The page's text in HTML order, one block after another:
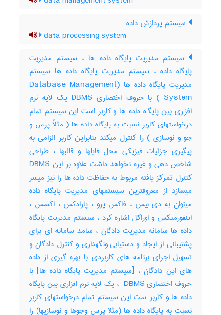
سیستم پردازش داده
data processing system
سیستم مدیریت پایگاه داده ها ، سیستم مدیریت
پایگاه داده ، سیستم مدیریت پایگاه داده ها سیستم
مدیریت پایگاه داده ها (Database Management
System ) با حروف اختصاری DBMS یک لایه نرم
افزاری بین پایگاه داده ها و کاربر است این سیستم تمام
درخواستهای کاربر نسبت به پایگاه داده ها ( مثلاً پرس و
جو و نوسازی ) را کنترل میکند بنابراین کاربر الزامی به
پیگیری جزئیات فیزیکی محل فایلها و قالبها ، طراحی
شاخص دهی و غیره نخواهد داشت علاوه بر این DBMS
کنترل تمرکز یافته مربوط به حفاظت داده ها را نیز میسر
میسازد از معروفترین سیستمهای مدیریت پایگاه داده
میتوان به دی بیس ، فاکس پرو ، پارادکس ، اکسس ،
اینفورمیکس و اوراکل اشاره کرد ، سیستم مدیریت پایگاه
داده ها سامانه مدیریت دادگان ، سامد سامانه ای برای
پشتیبانی از ایجاد و دستیابی ونگهداری و کنترل دادگان و
تسهیل اجرای برنامه های کاربردی با بهره گیری از داده
های این دادگان ، [سیستم مدیریت پایگاه داده ها] با
حروف اختصاری ‎ DBMS ، یک لایه نرم افزاری بین پایگاه
داده ها و کاربر است این سیستم تمام درخواستهای کاربر
نسبت به پایگاه داده ها (مثلا پرس وجوها و نوسازیها) را